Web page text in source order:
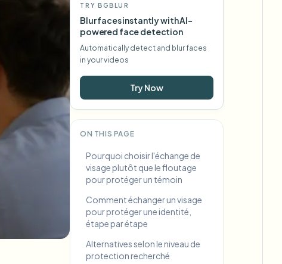
TRY BGBLUR
Blur faces instantly with AI-
powered face detection
Automatically detect and blur faces
in your videos
Try Now
ON THIS PAGE
Pourquoi choisir l'échange de
visage plutôt que le floutage
pour protéger un témoin
Comment échanger un visage
pour protéger une identité,
étape par étape
Alternatives selon le niveau de
protection recherché